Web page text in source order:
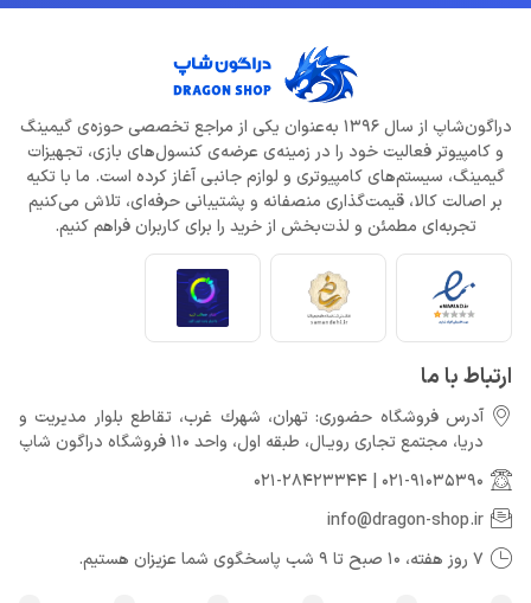
دراگون‌شاپ از سال 1396 به‌عنوان یکی از مراجع تخصصی حوزه‌ی گیمینگ
و کامپیوتر فعالیت خود را در زمینه‌ی عرضه‌ی کنسول‌های بازی، تجهیزات
گیمینگ، سیستم‌های کامپیوتری و لوازم جانبی آغاز کرده است. ما با تکیه
بر اصالت کالا، قیمت‌گذاری منصفانه و پشتیبانی حرفه‌ای، تلاش می‌کنیم
تجربه‌ای مطمئن و لذت‌بخش از خرید را برای کاربران فراهم کنیم.
ارتباط با ما
آدرس فروشگاه حضوری: تهران، شهرك غرب، تقاطع بلوار مدیریت و
دريا، مجتمع تجارى رويـال، طبقه اول، واحد 110 فروشگاه دراگون شاپ
021-91035390
021-28423344
info@dragon-shop.ir
7 روز هفته، 10 صبح تا 9 شب پاسخگوی شما عزیزان هستیم.